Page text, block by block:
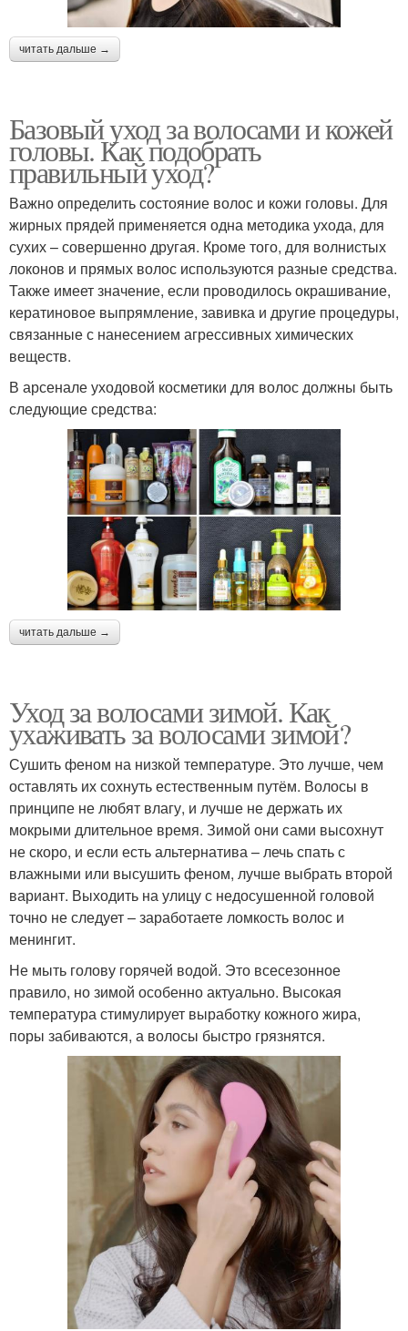
читать дальше →
Базовый уход за волосами и кожей
головы. Как подобрать
правильный уход?
Важно определить состояние волос и кожи головы. Для
жирных прядей применяется одна методика ухода, для
сухих – совершенно другая. Кроме того, для волнистых
локонов и прямых волос используются разные средства.
Также имеет значение, если проводилось окрашивание,
кератиновое выпрямление, завивка и другие процедуры,
связанные с нанесением агрессивных химических
веществ.
В арсенале уходовой косметики для волос должны быть
следующие средства:
читать дальше →
Уход за волосами зимой. Как
ухаживать за волосами зимой?
Сушить феном на низкой температуре. Это лучше, чем
оставлять их сохнуть естественным путём. Волосы в
принципе не любят влагу, и лучше не держать их
мокрыми длительное время. Зимой они сами высохнут
не скоро, и если есть альтернатива – лечь спать с
влажными или высушить феном, лучше выбрать второй
вариант. Выходить на улицу с недосушенной головой
точно не следует – заработаете ломкость волос и
менингит.
Не мыть голову горячей водой. Это всесезонное
правило, но зимой особенно актуально. Высокая
температура стимулирует выработку кожного жира,
поры забиваются, а волосы быстро грязнятся.